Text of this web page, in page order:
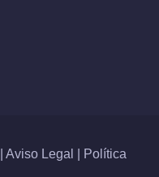
Aviso Legal
Política